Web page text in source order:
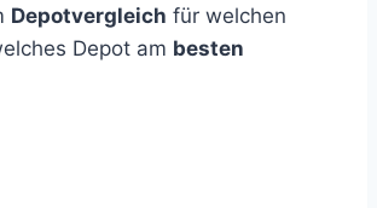
Depotvergleich für welchen
Depot am besten